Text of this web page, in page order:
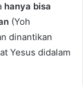
hanya bisa
(Yoh
dinantikan
Yesus didalam